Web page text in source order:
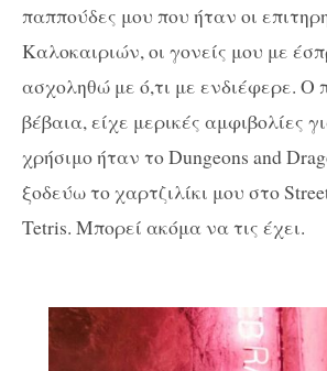
παππούδες μου που ήταν οι
Καλοκαιριών, οι γονείς μου με
ασχοληθώ με ό,τι με ενδιέφερε. Ο
βέβαια, είχε μερικές αμφιβολίες
χρήσιμο ήταν το Dungeons and
ξοδεύω το χαρτζιλίκι μου στο
Tetris. Μπορεί ακόμα να τις έχει.